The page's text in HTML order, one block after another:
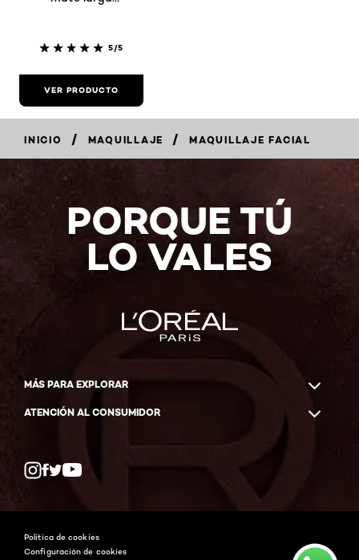
5/5
VER PRODUCTO
INICIO / MAQUILLAJE / MAQUILLAJE FACIAL
PORQUE TÚ
LO VALES
MÁS PARA EXPLORAR
ATENCIÓN AL CONSUMIDOR
Whatsapp
Política de cookies
Configuración de cookies